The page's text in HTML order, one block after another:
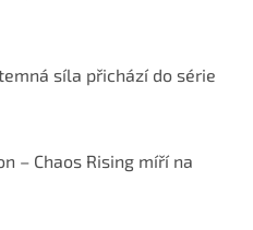
síla přichází do série
– Chaos Rising míří na